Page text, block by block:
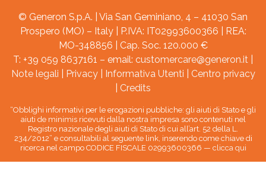
© Generon S.p.A. | Via San Geminiano, 4 – 41030 San
Prospero (MO) – Italy | P.IVA: IT02993600366 | REA:
MO-348856 | Cap. Soc. 120.000 €
T: +39 059 8637161 – email: customercare@generon.it
Note legali
Privacy| Informativa Utenti
Centro privacy
Credits
“Obblighi informativi per le erogazioni pubbliche: gli aiuti di Stato e gli
aiuti de minimis ricevuti dalla nostra impresa sono contenuti nel
Registro nazionale degli aiuti di Stato di cui all’art. 52 della L.
234/2012” e consultabili al seguente link, inserendo come chiave di
ricerca nel campo CODICE FISCALE 02993600366 — clicca qui